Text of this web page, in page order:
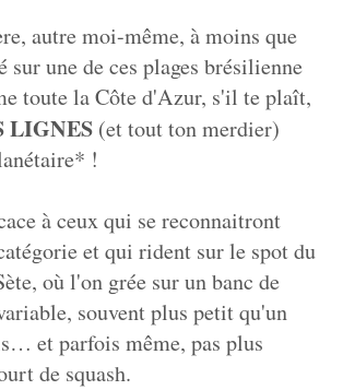
autre moi-même, à moins que
sur une de ces plages brésilienne
toute la Côte d'Azur, s'il te plaît,
LIGNES (et tout ton merdier)
!
à ceux qui se reconnaitront
et qui rident sur le spot du
où l'on grée sur un banc de
souvent plus petit qu'un
et parfois même, pas plus
de squash.